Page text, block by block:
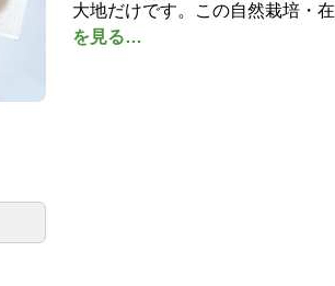
大地だけです。この自然栽培・
を見る…